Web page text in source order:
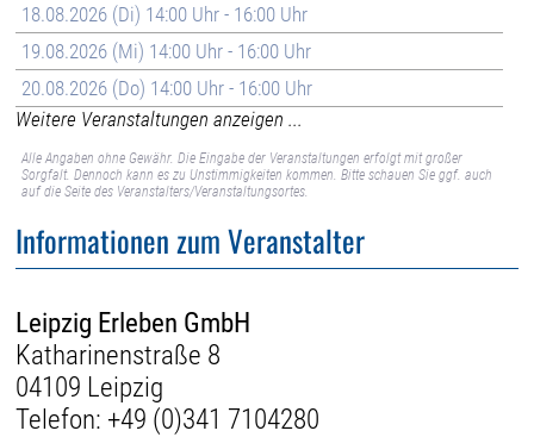
18.08.2026 (Di) 14:00 Uhr - 16:00 Uhr
19.08.2026 (Mi) 14:00 Uhr - 16:00 Uhr
20.08.2026 (Do) 14:00 Uhr - 16:00 Uhr
Weitere Veranstaltungen anzeigen ...
Alle Angaben ohne Gewähr. Die Eingabe der Veranstaltungen erfolgt mit großer
Sorgfalt. Dennoch kann es zu Unstimmigkeiten kommen. Bitte schauen Sie ggf. auch
auf die Seite des Veranstalters/Veranstaltungsortes.
Informationen zum Veranstalter
Leipzig Erleben GmbH
Katharinenstraße 8
04109 Leipzig
Telefon: +49 (0)341 7104280